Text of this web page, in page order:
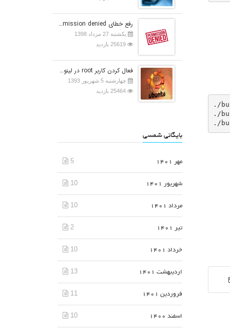
./
./
./
رفع خطای Permission denied در اوبونتو
یکشنبه 27 مرداد 1398
25619 بازدید
فعال کردن کاربر root در لینوکس اوبونتو
چهارشنبه 5 شهریور 1393
25464 بازدید
بایگانی شمسی
مهر 1401 5
شهریور 1401 10
مرداد 1401 10
تیر 1401 2
خرداد 1401 10
اردیبهشت 1401 13
فروردین 1401 11
اسفند 1400 10